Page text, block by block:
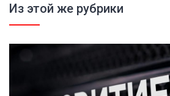
Из этой же рубрики